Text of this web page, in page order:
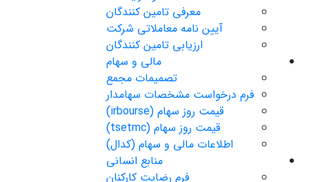
معرفی تامین کنندگان
آیین نامه معاملاتی شرکت
ارزیابی تامین کنندگان
مالی و سهام
تصمیمات مجمع
فرم درخواست مشخصات سهامدار
قیمت روز سهام (irbourse)
قیمت روز سهام (tsetmc)
اطلاعات مالی و سهام (کدال)
منابع انسانی
فرم رضایت کارکنان